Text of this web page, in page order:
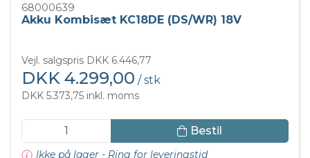
68000639
Akku Kombisæt KC18DE (DS/WR) 18V
Vejl. salgspris DKK 6.446,77
DKK 4.299,00 / stk
DKK 5.373,75 inkl. moms
Bestil
Ikke på lager - Ring for leveringstid